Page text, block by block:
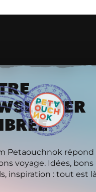
Petaouchnok répond
voyage. Idées, bons
inspiration : tout est